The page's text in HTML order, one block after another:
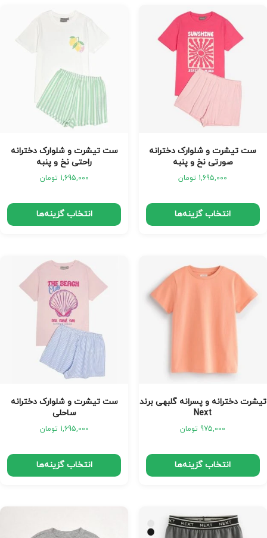
ست تیشرت و شلوارک دخترانه
صورتی نخ و پنبه
1,695,000 تومان
انتخاب گزینه‌ها
ست تیشرت و شلوارک دخترانه
راحتی نخ و پنبه
1,695,000 تومان
انتخاب گزینه‌ها
تیشرت دخترانه و‌ پسرانه گلبهی برند
Next
975,000 تومان
انتخاب گزینه‌ها
ست تیشرت و شلوارک دخترانه
ساحلی
1,695,000 تومان
انتخاب گزینه‌ها